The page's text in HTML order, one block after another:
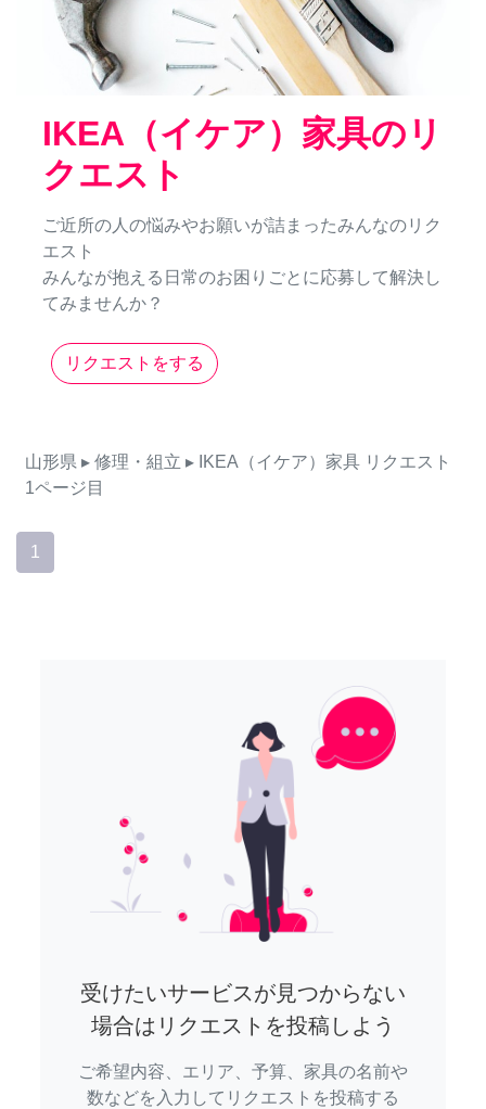
IKEA（イケア）家具のリ
クエスト
ご近所の人の悩みやお願いが詰まったみんなのリク
エスト
みんなが抱える日常のお困りごとに応募して解決し
てみませんか？
リクエストをする
山形県 ▸ 修理・組立 ▸ IKEA（イケア）家具 リクエスト
1ページ目
1
受けたいサービスが見つからない
場合はリクエストを投稿しよう
ご希望内容、エリア、予算、家具の名前や
数などを入力してリクエストを投稿する